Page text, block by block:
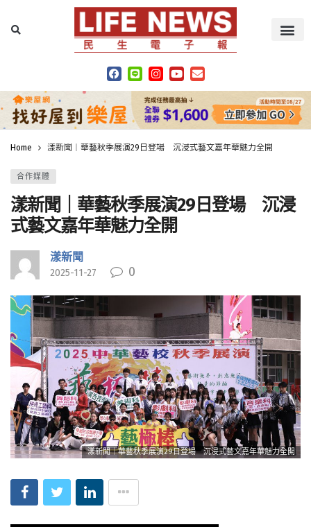
Home 漾新聞｜華藝秋季展演29日登場 沉浸式藝文嘉年華魅力全開
合作媒體
漾新聞｜華藝秋季展演29日登場 沉浸
式藝文嘉年華魅力全開
漾新聞
2025-11-27 0
漾新聞｜華藝秋季展演29日登場 沉浸式藝文嘉年華魅力全開